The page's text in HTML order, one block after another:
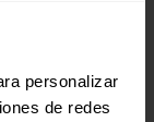
personalizar
de redes